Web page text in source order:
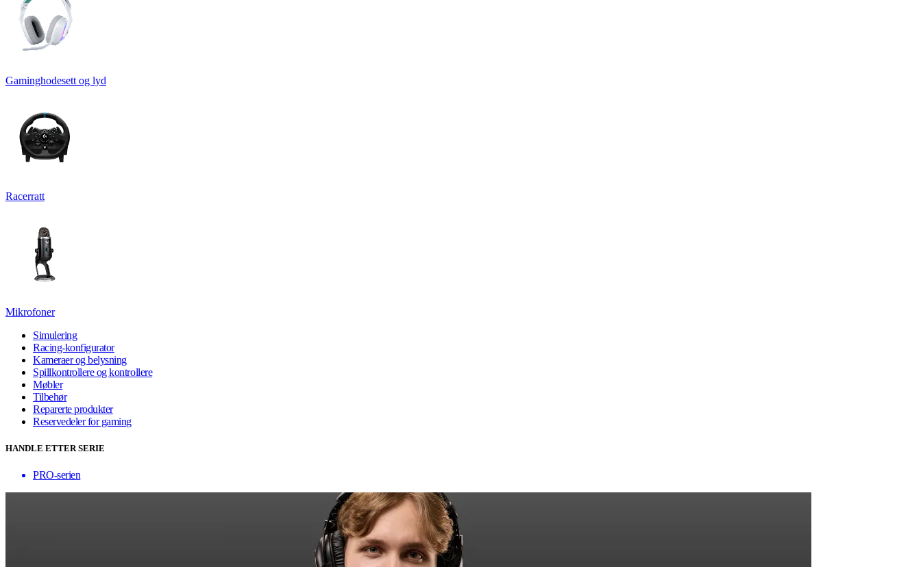
Gaminghodesett og lyd
Racerratt
Mikrofoner
Simulering
Racing-konfigurator
Kameraer og belysning
Spillkontrollere og kontrollere
Møbler
Tilbehør
Reparerte produkter
Reservedeler for gaming
HANDLE ETTER SERIE
PRO-serien